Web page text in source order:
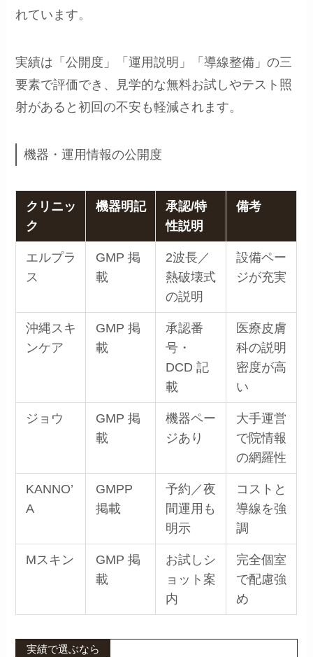
れています。
実績は「公開度」「運用説明」「導線整備」の三
要素で評価でき、見学的な無料お試しやテスト照
射があると初回の不安も軽減されます。
機器・運用情報の公開度
クリニッ
ク
機器明記
承認/特
性説明
備考
エルプラ
ス
GMP 掲
載
2波長／
熱破壊式
の説明
設備ペー
ジが充実
沖縄スキ
ンケア
GMP 掲
載
承認番
号・
DCD 記
載
医療皮膚
科の説明
密度が高
い
ジョウ
GMP 掲
載
機器ペー
ジあり
大手運営
で院情報
の網羅性
KANNO’
A
GMPP
掲載
予約／夜
間運用も
明示
コストと
導線を強
調
Mスキン
GMP 掲
載
お試しシ
ョット案
内
完全個室
で配慮強
め
実績で選ぶなら